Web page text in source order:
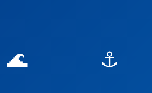
🌊 ⚓